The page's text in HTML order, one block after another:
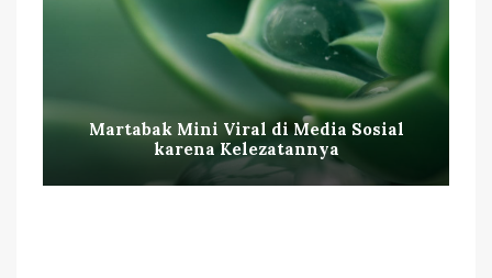
Martabak Mini Viral di Media Sosial
karena Kelezatannya